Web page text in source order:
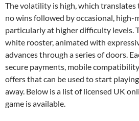
The volatility is high, which
no wins followed by occasional,
particularly at higher difficulty levels.
white rooster, animated with
advances through a series of doors.
secure payments, mobile
offers that can be used to start
away. Below is a list of licensed UK
game is available.